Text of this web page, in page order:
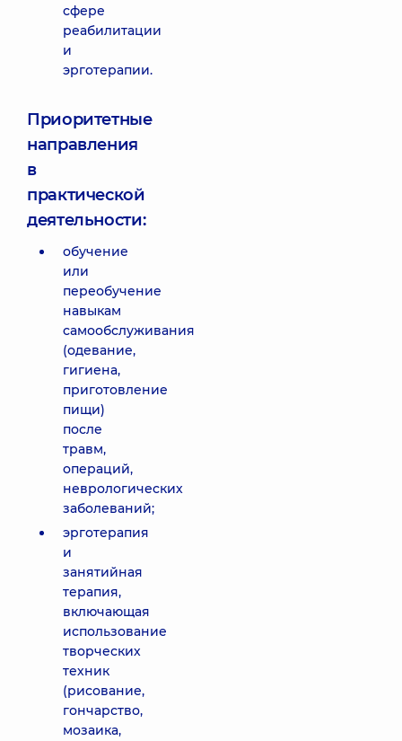
сфере
реабилитации
и
эрготерапии.
Приоритетные
направления
в
практической
деятельности:
обучение
или
переобучение
навыкам
самообслуживания
(одевание,
гигиена,
приготовление
пищи)
после
травм,
операций,
неврологических
заболеваний;
эрготерапия
и
занятийная
терапия,
включающая
использование
творческих
техник
(рисование,
гончарство,
мозаика,